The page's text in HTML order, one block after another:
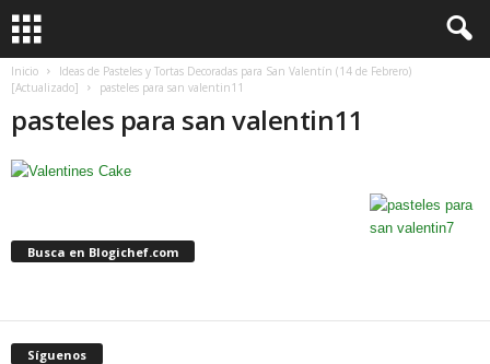
Inicio
Ideas de Pasteles y Tortas Decoradas para San Valentín (14 de Febrero)
[Actualizado]
pasteles para san valentin11
pasteles para san valentin11
Busca en Blogichef.com
Síguenos